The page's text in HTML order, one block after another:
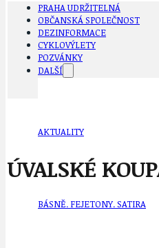
PRAHA UDRŽITELNÁ
OBČANSKÁ SPOLEČNOST
DEZINFORMACE
CYKLOVÝLETY
POZVÁNKY
DALŠÍ
AKTUALITY
BÁSNĚ. FEJETONY. SATIRA
ÚVALSKÉ